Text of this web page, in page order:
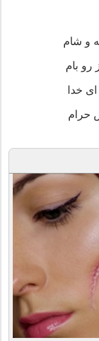
و شام
رو بام
خدا
حرام